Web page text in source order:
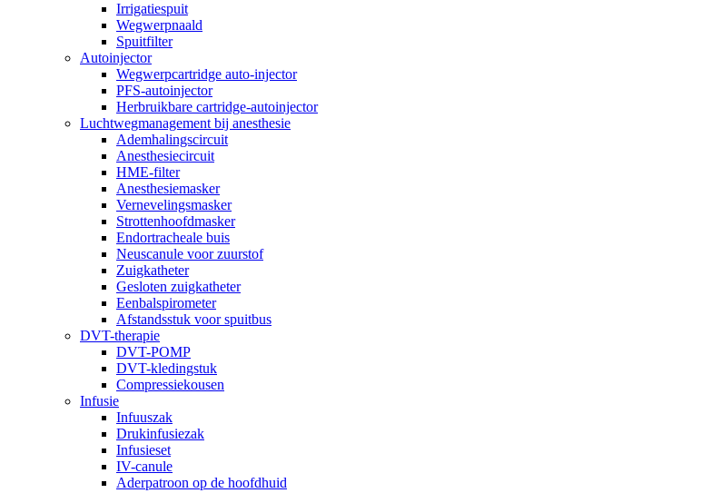
Irrigatiespuit
Wegwerpnaald
Spuitfilter
Autoinjector
Wegwerpcartridge auto-injector
PFS-autoinjector
Herbruikbare cartridge-autoinjector
Luchtwegmanagement bij anesthesie
Ademhalingscircuit
Anesthesiecircuit
HME-filter
Anesthesiemasker
Vernevelingsmasker
Strottenhoofdmasker
Endortracheale buis
Neuscanule voor zuurstof
Zuigkatheter
Gesloten zuigkatheter
Eenbalspirometer
Afstandsstuk voor spuitbus
DVT-therapie
DVT-POMP
DVT-kledingstuk
Compressiekousen
Infusie
Infuuszak
Drukinfusiezak
Infusieset
IV-canule
Aderpatroon op de hoofdhuid